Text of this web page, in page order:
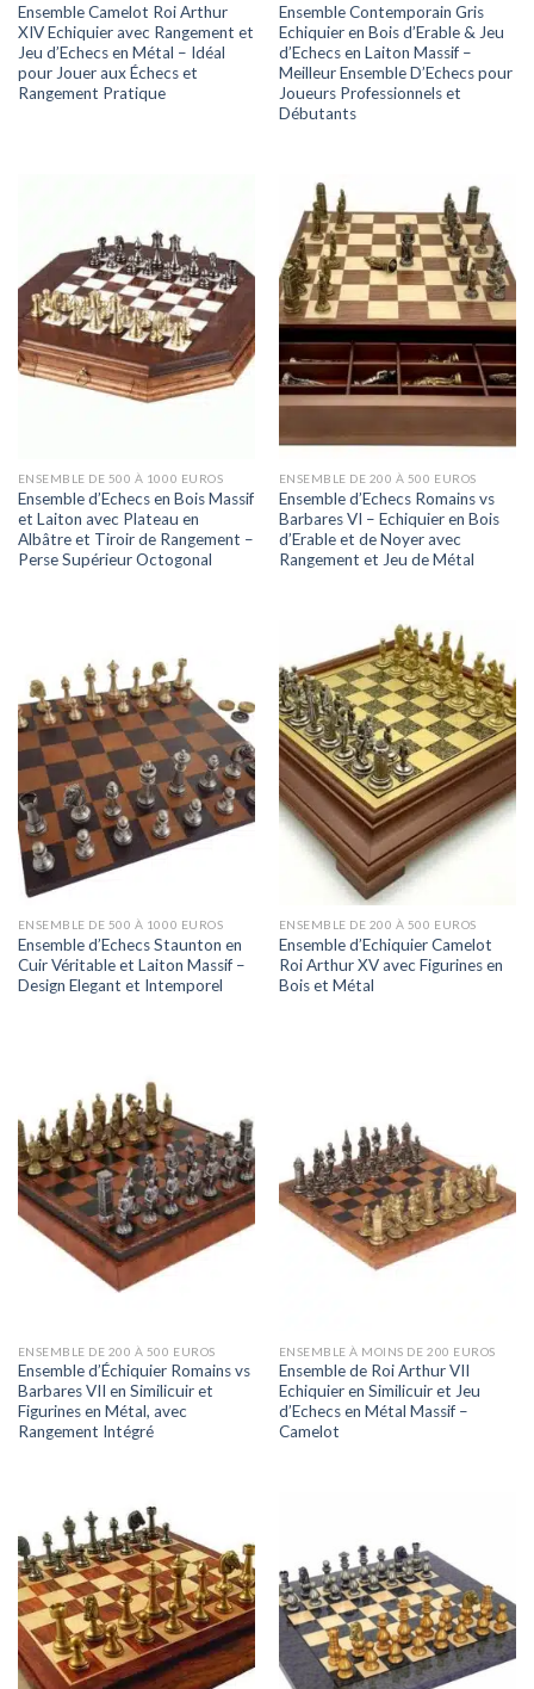
Ensemble Camelot Roi Arthur
XIV Echiquier avec Rangement et
Jeu d’Echecs en Métal – Idéal
pour Jouer aux Échecs et
Rangement Pratique
Ensemble Contemporain Gris
Echiquier en Bois d’Erable & Jeu
d’Echecs en Laiton Massif –
Meilleur Ensemble D’Echecs pour
Joueurs Professionnels et
Débutants
ENSEMBLE DE 500 À 1000 EUROS
Ensemble d’Echecs en Bois Massif
et Laiton avec Plateau en
Albâtre et Tiroir de Rangement –
Perse Supérieur Octogonal
ENSEMBLE DE 200 À 500 EUROS
Ensemble d’Echecs Romains vs
Barbares VI – Echiquier en Bois
d’Erable et de Noyer avec
Rangement et Jeu de Métal
ENSEMBLE DE 500 À 1000 EUROS
Ensemble d’Echecs Staunton en
Cuir Véritable et Laiton Massif –
Design Elegant et Intemporel
ENSEMBLE DE 200 À 500 EUROS
Ensemble d’Echiquier Camelot
Roi Arthur XV avec Figurines en
Bois et Métal
ENSEMBLE DE 200 À 500 EUROS
Ensemble d’Échiquier Romains vs
Barbares VII en Similicuir et
Figurines en Métal, avec
Rangement Intégré
ENSEMBLE À MOINS DE 200 EUROS
Ensemble de Roi Arthur VII
Echiquier en Similicuir et Jeu
d’Echecs en Métal Massif –
Camelot